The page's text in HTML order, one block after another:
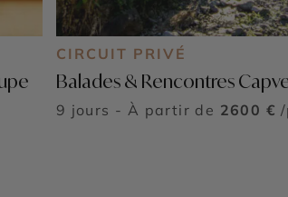
CIRCUIT PRIVÉ
Balades & Rencontres
9 jours - À partir de 2600 €